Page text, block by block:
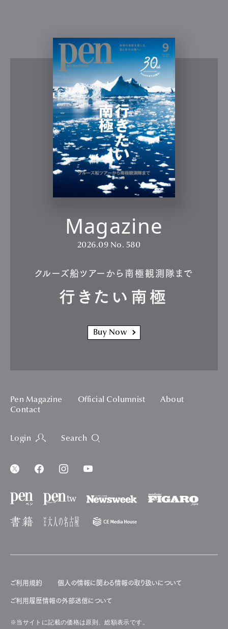
Magazine
2026.09 No. 580
クルーズ船ツアーから南極観測隊まで
行きたい南極
Buy Now
Pen Magazine Official Columnist
About
Contact
Login Search
ご利用規約 個人の情報に関わる情報の取り扱いについて
ご利用履歴情報の外部送信について
※当サイトに記載の価格は原則、総額表示です。